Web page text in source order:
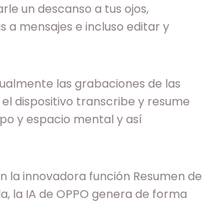
un descanso a tus ojos,
mensajes e incluso editar y
las grabaciones de las
dispositivo transcribe y resume
y espacio mental y así
la innovadora función Resumen de
la IA de OPPO genera de forma